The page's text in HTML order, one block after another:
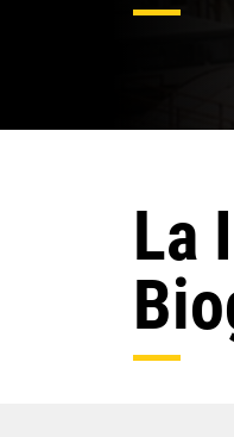
La